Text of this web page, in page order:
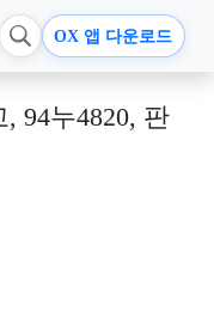
OX 앱 다운로드
94누4820, 판